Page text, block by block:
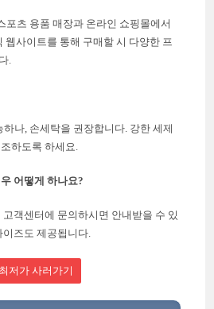
포츠 용품 매장과 온라인 쇼핑몰에서
웹사이트를 통해 구매할 시 다양한 프
.
나, 손세탁을 권장합니다. 강한 세제
하도록 하세요.
어떻게 하나요?
객센터에 문의하시면 안내받을 수 있
이즈도 제공됩니다.
최저가 사러가기